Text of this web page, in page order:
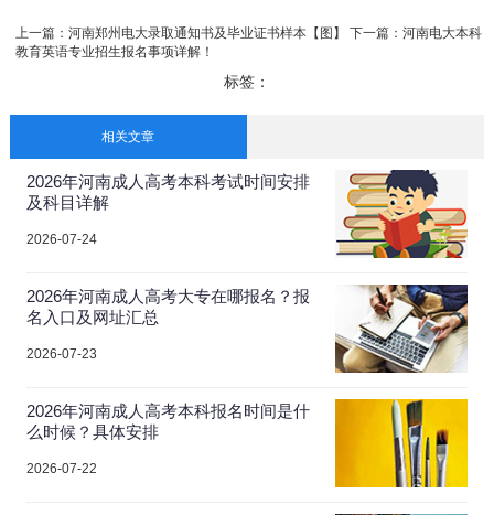
上一篇： 河南郑州电大录取通知书及毕业证书样本【图】 下一篇： 河南电大本科
教育英语专业招生报名事项详解！
标签：
相关文章
2026年河南成人高考本科考试时间安排
及科目详解
2026-07-24
2026年河南成人高考大专在哪报名？报
名入口及网址汇总
2026-07-23
2026年河南成人高考本科报名时间是什
么时候？具体安排
2026-07-22